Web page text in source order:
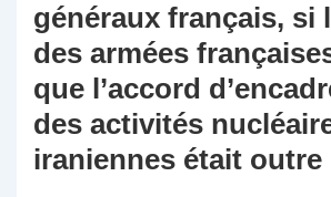
généraux français, si
des armées
que l’accord
des activités
iraniennes était outre